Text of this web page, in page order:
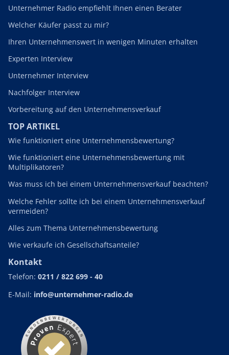
Unternehmer Radio empfiehlt Ihnen einen Berater
Welcher Käufer passt zu mir?
Ihren Unternehmenswert in wenigen Minuten erhalten
Experten Interview
Unternehmer Interview
Nachfolger Interview
Vorbereitung auf den Unternehmensverkauf
TOP ARTIKEL
Wie funktioniert eine Unternehmensbewertung?
Wie funktioniert eine Unternehmensbewertung mit
Multiplikatoren?
Was muss ich bei einem Unternehmensverkauf beachten?
Welche Fehler sollte ich bei einem Unternehmensverkauf
vermeiden?
Alles zum Thema Unternehmensbewertung
Wie verkaufe ich Gesellschaftsanteile?
Kontakt
Telefon: 0211 / 822 699 - 40
E-Mail: info@unternehmer-radio.de